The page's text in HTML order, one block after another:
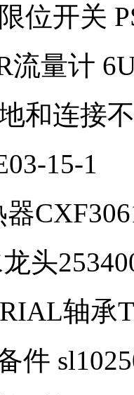
位开关
流量计
和连接
15-1
头
轴承
件